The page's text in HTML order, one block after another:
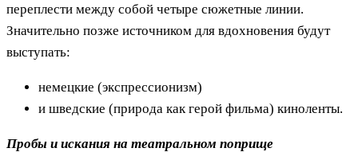
переплести между собой четыре сюжетные линии.
Значительно позже источником для вдохновения будут
выступать:
немецкие (экспрессионизм)
и шведские (природа как герой фильма) киноленты.
Пробы и искания на театральном поприще